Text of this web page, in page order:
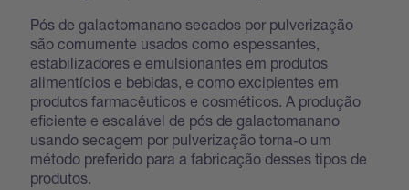
Pós de galactomanano secados por pulverização
são comumente usados como espessantes,
estabilizadores e emulsionantes em produtos
alimentícios e bebidas, e como excipientes em
produtos farmacêuticos e cosméticos. A produção
eficiente e escalável de pós de galactomanano
usando secagem por pulverização torna-o um
método preferido para a fabricação desses tipos de
produtos.